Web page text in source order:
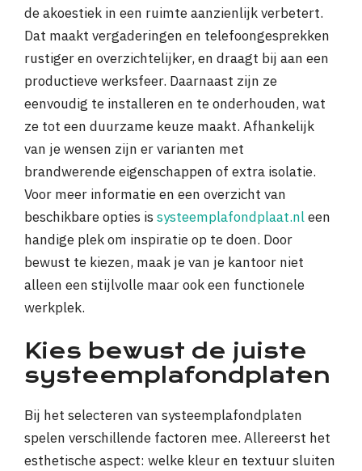
de akoestiek in een ruimte aanzienlijk verbetert.
Dat maakt vergaderingen en telefoongesprekken
rustiger en overzichtelijker, en draagt bij aan een
productieve werksfeer. Daarnaast zijn ze
eenvoudig te installeren en te onderhouden, wat
ze tot een duurzame keuze maakt. Afhankelijk
van je wensen zijn er varianten met
brandwerende eigenschappen of extra isolatie.
Voor meer informatie en een overzicht van
beschikbare opties is systeemplafondplaat.nleen
handige plek om inspiratie op te doen. Door
bewust te kiezen, maak je van je kantoor niet
alleen een stijlvolle maar ook een functionele
werkplek.
Kies bewust de juiste
systeemplafondplaten
Bij het selecteren van systeemplafondplaten
spelen verschillende factoren mee. Allereerst het
esthetische aspect: welke kleur en textuur sluiten